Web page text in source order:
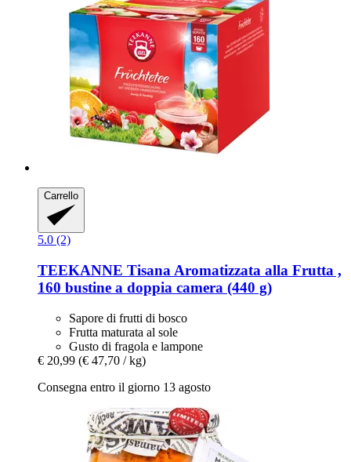
Carrello
5.0 (2)
TEEKANNE Tisana Aromatizzata alla Frutta ,
160 bustine a doppia camera (440 g)
Sapore di frutti di bosco
Frutta maturata al sole
Gusto di fragola e lampone
€ 20,99 (€ 47,70 / kg)
Consegna entro il giorno 13 agosto